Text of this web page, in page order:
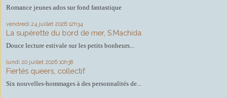
Romance jeunes ados sur fond fantastique
vendredi 24 juillet 2026 12h34
La supérette du bord de mer, S.Machida
Douce lecture estivale sur les petits bonheurs...
lundi 20 juillet 2026 10h38
Fiertés queers, collectif
Six nouvelles-hommages à des personnalités de...